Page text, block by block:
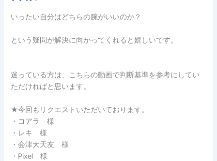
いったい自分はどちらの腕がいいのか？
という疑問が解決に向かってくれると嬉しいです。
迷っている方は、こちらの動画で判断基準を参考にしてい
ただければと思います。
★今回もリクエストいただいております。
・コアラ 様
・レキ 様
・会津大天友 様
・Pixel 様